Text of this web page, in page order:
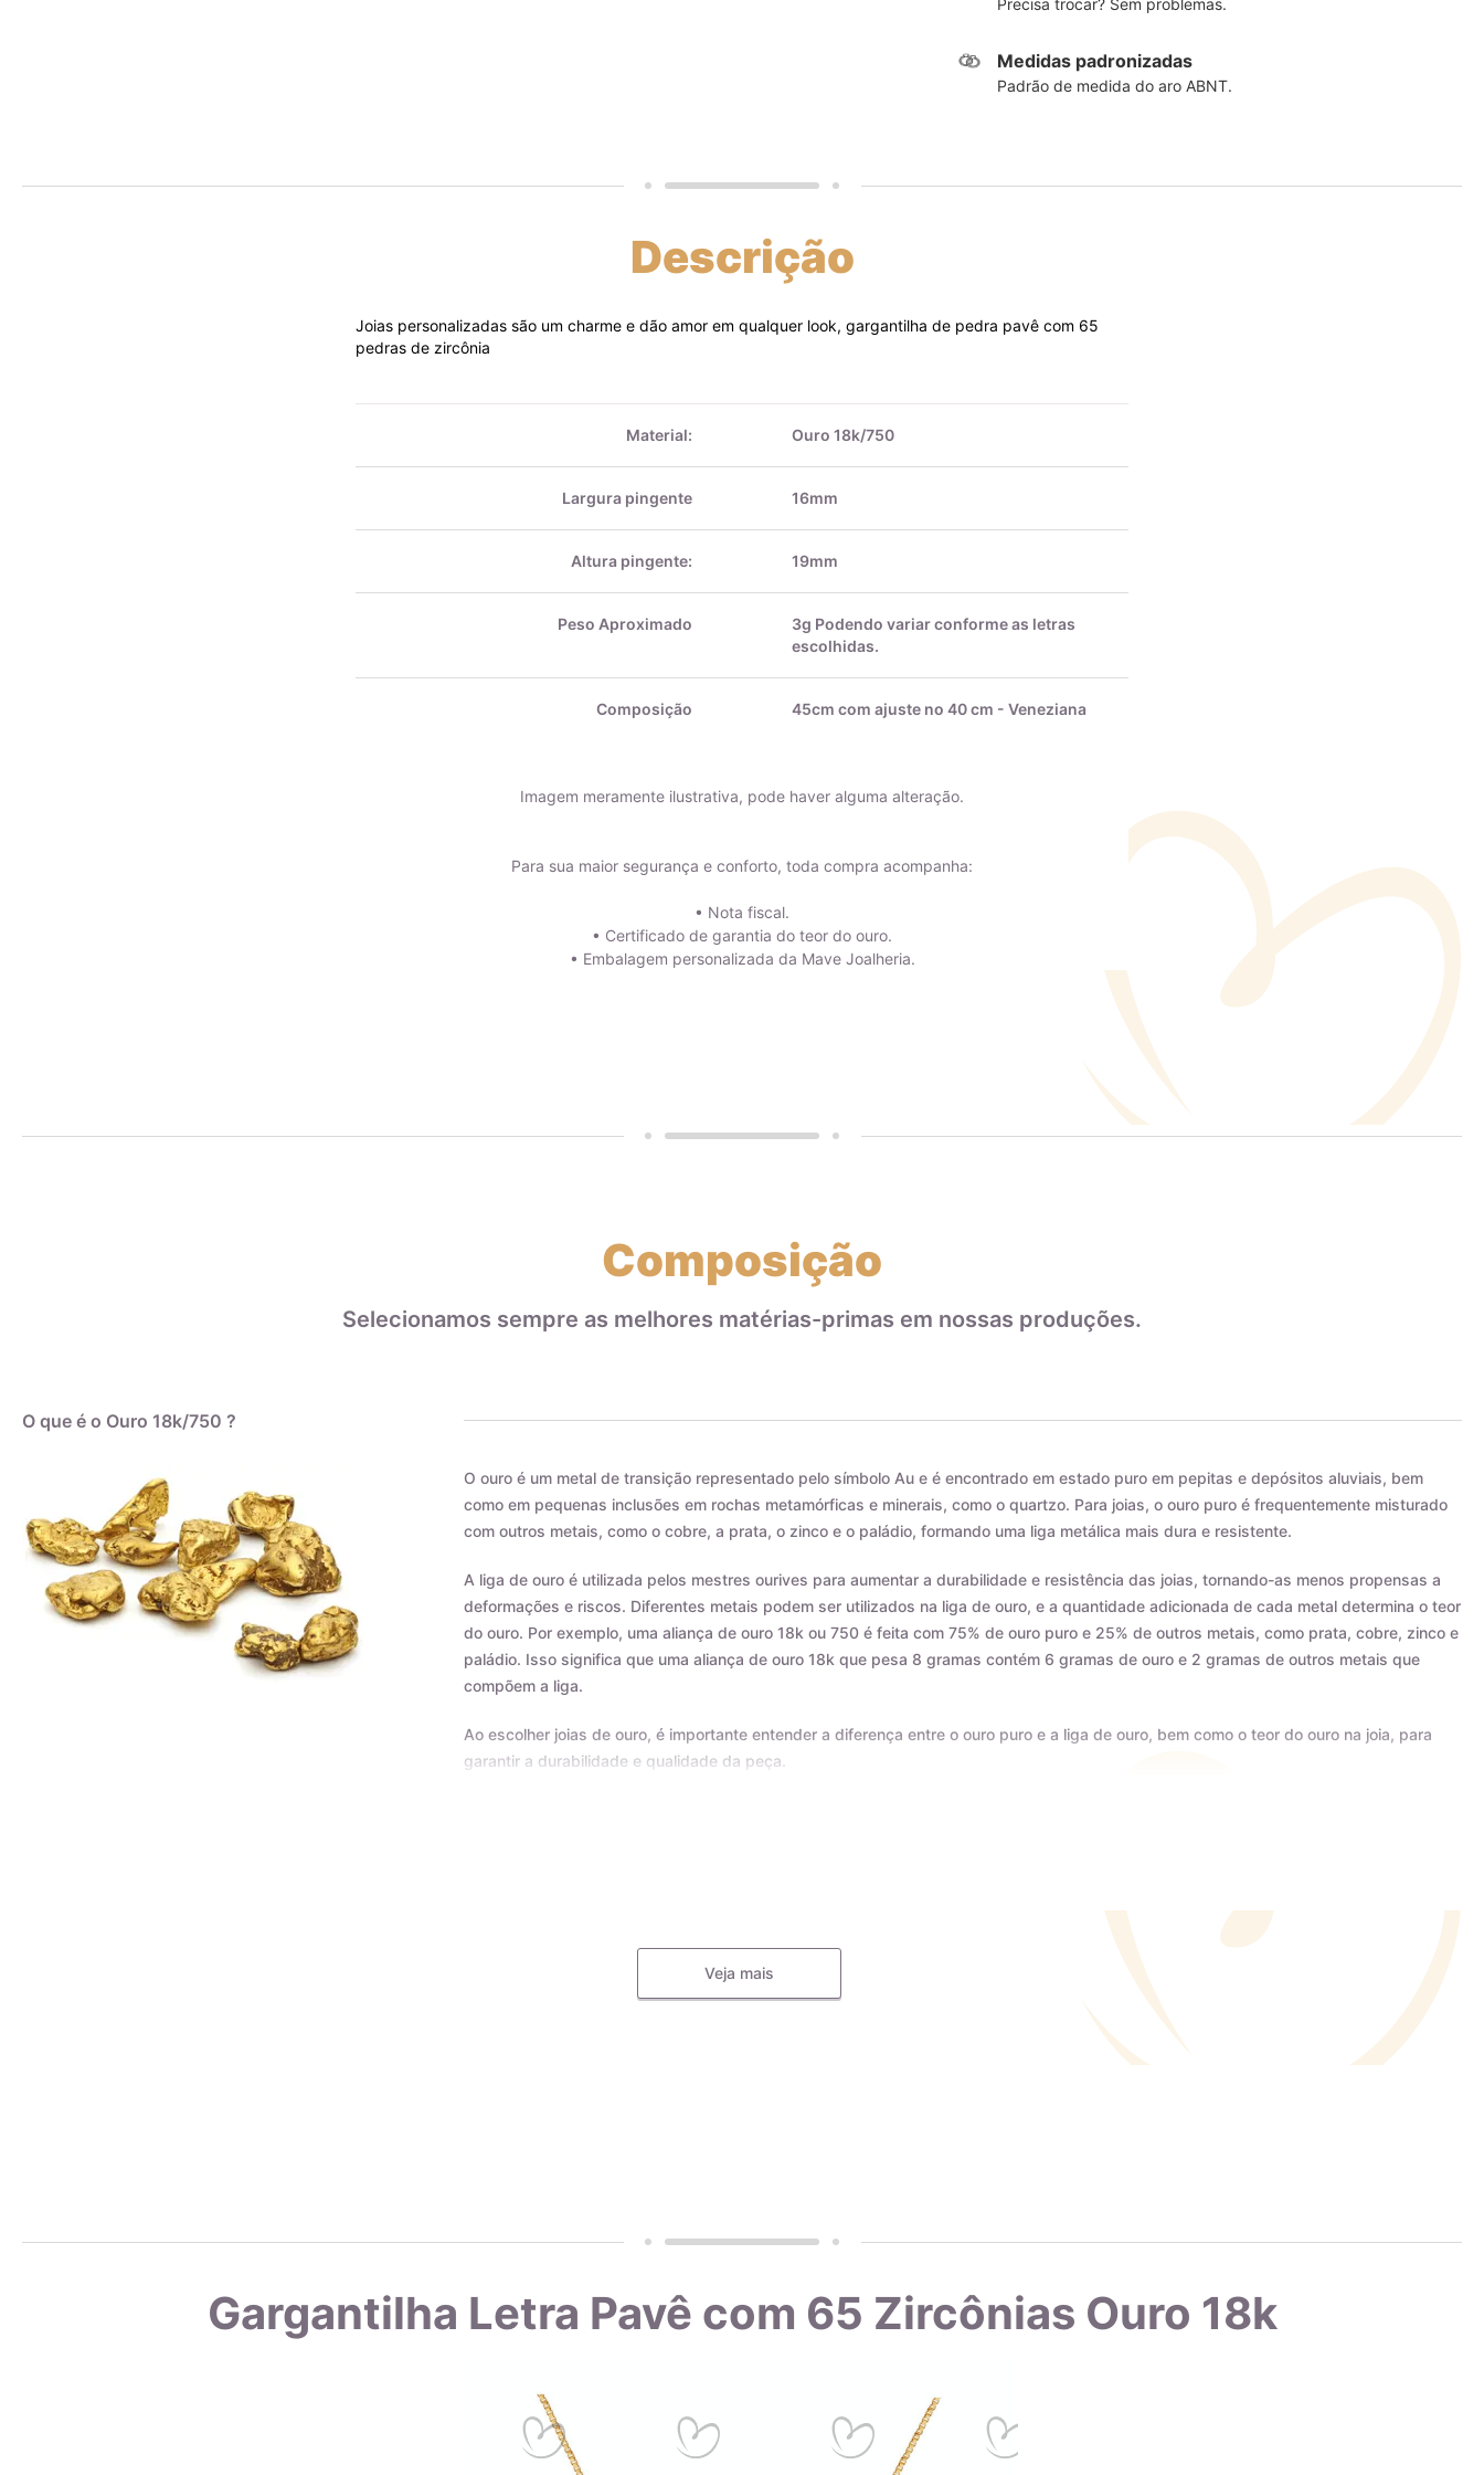
Medidas padronizadas
Padrão de medida do aro ABNT.
Descrição
Joias personalizadas são um charme e dão amor em qualquer look, gargantilha de pedra pavê com 65
pedras de zircônia
Material: Ouro 18k/750
Largura pingente 16mm
Altura pingente: 19mm
Peso Aproximado
3g Podendo variar conforme as letras
escolhidas.
Composição 45cm com ajuste no 40 cm - Veneziana
Imagem meramente ilustrativa, pode haver alguma alteração.
Para sua maior segurança e conforto, toda compra acompanha:
• Nota fiscal.
• Certificado de garantia do teor do ouro.
• Embalagem personalizada da Mave Joalheria.
Veja mais
Composição
Selecionamos sempre as melhores matérias-primas em nossas produções.
O que é o Ouro 18k/750 ?
O ouro é um metal de transição representado pelo símbolo Au e é encontrado em estado puro em pepitas e depósitos aluviais, bem
como em pequenas inclusões em rochas metamórficas e minerais, como o quartzo. Para joias, o ouro puro é frequentemente misturado
com outros metais, como o cobre, a prata, o zinco e o paládio, formando uma liga metálica mais dura e resistente.
A liga de ouro é utilizada pelos mestres ourives para aumentar a durabilidade e resistência das joias, tornando-as menos propensas a
deformações e riscos. Diferentes metais podem ser utilizados na liga de ouro, e a quantidade adicionada de cada metal determina o teor
do ouro. Por exemplo, uma aliança de ouro 18k ou 750 é feita com 75% de ouro puro e 25% de outros metais, como prata, cobre, zinco e
paládio. Isso significa que uma aliança de ouro 18k que pesa 8 gramas contém 6 gramas de ouro e 2 gramas de outros metais que
compõem a liga.
Ao escolher joias de ouro, é importante entender a diferença entre o ouro puro e a liga de ouro, bem como o teor do ouro na joia, para
garantir a durabilidade e qualidade da peça.
Todas as nossas joias são fabricadas por indústrias que possuem o certificado AMAGOLD, comprovando a qualidade do teor de ouro
nos produtos anunciados. Ao misturar pré-ligas com ouro puro, garantimos que o teor permaneça constante, desde que a peça não seja
derretida. A marca AMAGOLD é sinônimo de qualidade e confiança no teor de ouro da joia adquirida, além de agregar valor em termos
Cada peça com o selo AMAGOLD tem direito a um certificado de garantia que comprova sua qualidade. Esse certificado é dado apenas
a empresas que passam por uma rigorosa análise, incluindo a verificação de sua forma de produção para adequação aos critérios mais
A Zircônia Cúbica (CZ) é uma gema produzida em laboratório que imita o diamante. Embora a zircônia ocorra na natureza, ela cristaliza
no sistema monoclínico e não cúbico, como o diamante. Na verdade, a zircônia cúbica é um tipo de zircônia produzido em laboratório,
Gargantilha Letra Pavê com 65 Zircônias Ouro 18k